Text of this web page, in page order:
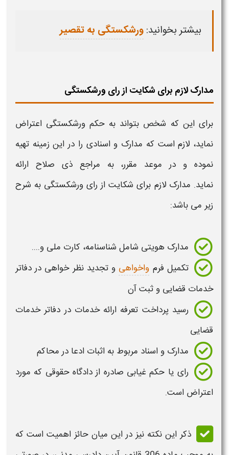
بیشتر بخوانید:ورشکستگی به تقصیر
مدارک لازم برای شکایت از رای ورشکستگی
برای این که شخص بتواند به حکم ورشکستگی اعتراض
نماید، لازم است که مدارک و اسنادی را در این زمینه تهیه
نموده و در موعد مقرر، به مراجع ذی صلاح ارائه
نماید. مدارک لازم برای شکایت از رای ورشکستگی به شرح
زیر می باشد:
مدارک هویتی شامل شناسنامه، کارت ملی و....
تکمیل فرم واخواهی و تجدید نظر خواهی در دفاتر
خدمات قضایی و ثبت آن
رسید پرداخت تعرفه ارائه خدمات در دفاتر خدمات
قضایی
مدارک و اسناد مربوط به اثبات ادعا در محاکم
رای یا حکم غیابی صادره از دادگاه حقوقی که مورد
اعتراض است.
ذکر این نکته نیز در این میان حائز اهمیت است که